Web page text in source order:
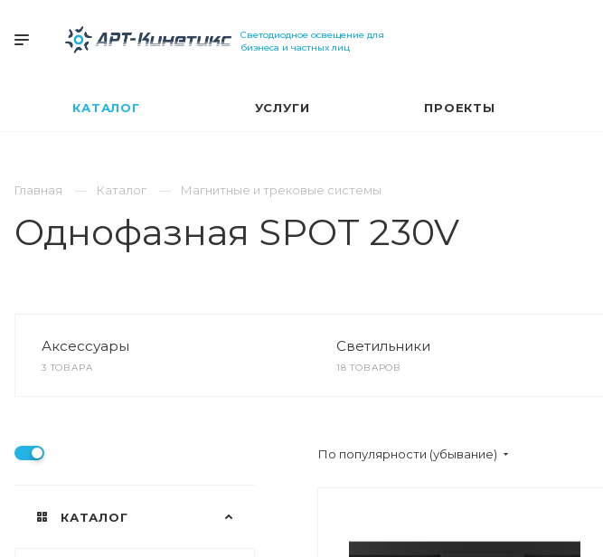
Светодиодное освещение для
бизнеса и частных лиц
КАТАЛОГ УСЛУГИ ПРОЕКТЫ
Главная Каталог Магнитные и трековые системы
Однофазная SPOT 230V
Аксессуары
3 ТОВАРА
Светильники
18 ТОВАРОВ
КАТАЛОГ
По популярности (убывание)